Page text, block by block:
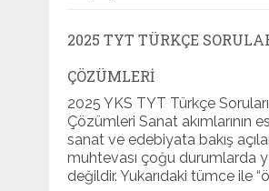
2025 TYT TÜRKÇE
ÇÖZÜMLERI
2025 YKS TYT Türkçe
Çözümleri Sanat akımlarının
sanat ve edebiyata bakış
muhtevası çoğu durumlarda
değildir. Yukarıdaki tümce ile